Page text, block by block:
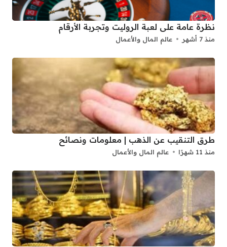
نظرة عامة على لعبة الروليت وتجربة الأرقام
منذ 7 أشهر عالم المال والأعمال
طرق التنقيب عن الذهب | معلومات ونصائح
منذ 11 شهرًا عالم المال والأعمال